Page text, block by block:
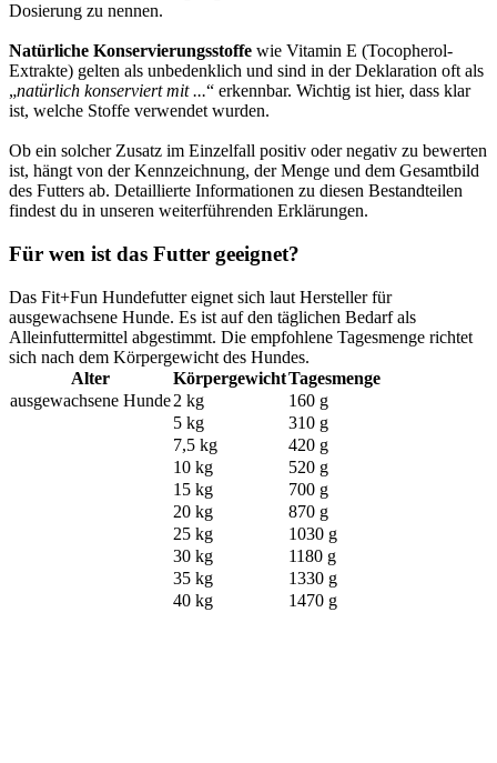
Dosierung zu nennen.
Natürliche Konservierungsstoffe wie Vitamin E (Tocopherol-
Extrakte) gelten als unbedenklich und sind in der Deklaration oft als
„natürlich konserviert mit ...“ erkennbar. Wichtig ist hier, dass klar
ist, welche Stoffe verwendet wurden.
Ob ein solcher Zusatz im Einzelfall positiv oder negativ zu bewerten
ist, hängt von der Kennzeichnung, der Menge und dem Gesamtbild
des Futters ab. Detaillierte Informationen zu diesen Bestandteilen
findest du in unseren weiterführenden Erklärungen.
Für wen ist das Futter geeignet?
Das Fit+Fun Hundefutter eignet sich laut Hersteller für
ausgewachsene Hunde. Es ist auf den täglichen Bedarf als
Alleinfuttermittel abgestimmt. Die empfohlene Tagesmenge richtet
sich nach dem Körpergewicht des Hundes.
Alter
KörpergewichtTagesmenge
ausgewachsene Hunde2 kg
160 g
5 kg
310 g
7,5 kg
420 g
10 kg
520 g
15 kg
700 g
20 kg
870 g
25 kg
1030 g
30 kg
1180 g
35 kg
1330 g
40 kg
1470 g